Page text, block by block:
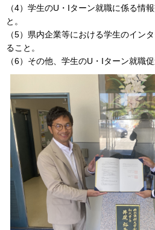
（4）学生のU・Iターン就職に係る情
と。
（5）県内企業等における学生のイン
ること。
（6）その他、学生のU・Iターン就職